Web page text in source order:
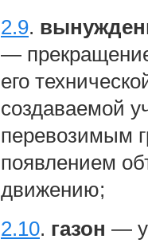
2.9.
—
его
создаваемой
перевозимым
появлением
движению;
2.10. газон —